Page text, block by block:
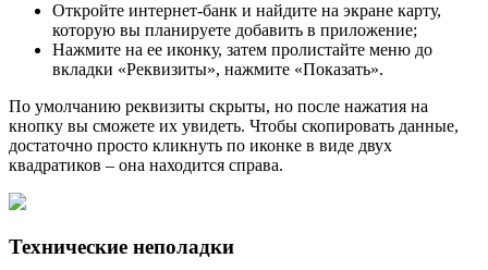
Откройте интернет-банк и найдите на экране карту,
которую вы планируете добавить в приложение;
Нажмите на ее иконку, затем пролистайте меню до
вкладки «Реквизиты», нажмите «Показать».
По умолчанию реквизиты скрыты, но после нажатия на
кнопку вы сможете их увидеть. Чтобы скопировать данные,
достаточно просто кликнуть по иконке в виде двух
квадратиков – она находится справа.
Технические неполадки